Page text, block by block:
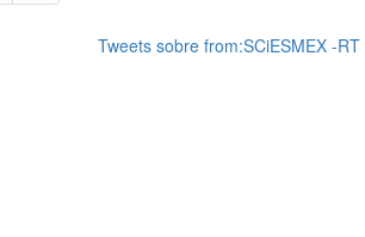
Tweets sobre from:SCiESMEX -RT